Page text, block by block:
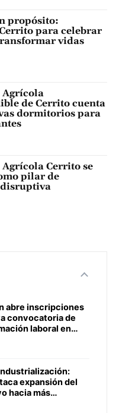
propósito:
para celebrar
vidas
Agrícola
de Cerrito cuenta
dormitorios para
Agrícola Cerrito se
pilar de
abre inscripciones
convocatoria de
laboral en
expansión del
hacia más